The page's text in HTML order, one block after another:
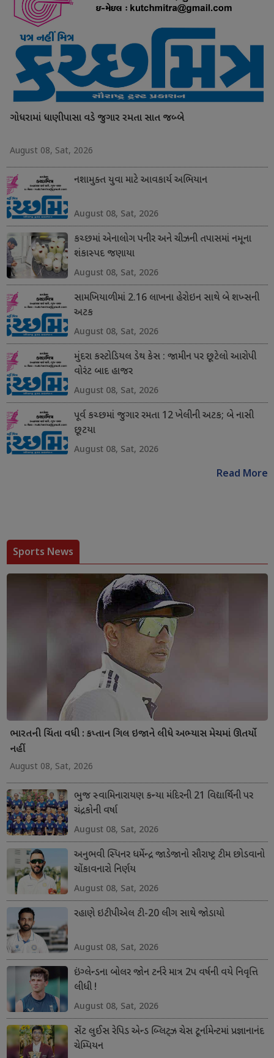
ગોધરામાં ધાણીપાસા વડે જુગાર રમતા સાત જબ્બે
August 08, Sat, 2026
નશામુક્ત યુવા માટે આવકાર્ય અભિયાન
August 08, Sat, 2026
કચ્છમાં એનાલોગ પનીર અને ચીઝની તપાસમાં નમૂના
શંકાસ્પદ જણાયા
August 08, Sat, 2026
સામખિયાળીમાં 2.16 લાખના હેરોઇન સાથે બે શખ્સની
અટક
August 08, Sat, 2026
મુંદરા કસ્ટોડિયલ ડેથ કેસ : જામીન પર છૂટેલો આરોપી
વોરંટ બાદ હાજર
August 08, Sat, 2026
પૂર્વ કચ્છમાં જુગાર રમતા 12 ખેલીની અટક; બે નાસી
છૂટયા
August 08, Sat, 2026
Read More
Sports News
ભારતની ચિંતા વધી : કપ્તાન ગિલ ઇજાને લીધે અભ્યાસ મેચમાં ઊતર્યો
નહીં
August 08, Sat, 2026
ભુજ સ્વામિનારાયણ કન્યા મંદિરની 21 વિદ્યાર્થિની પર
ચંદ્રકોની વર્ષા
August 08, Sat, 2026
અનુભવી સ્પિનર ધર્મેન્દ્ર જાડેજાનો સૌરાષ્ટ્ર ટીમ છોડવાનો
ચોંકાવનારો નિર્ણય
August 08, Sat, 2026
રહાણે ઇટીપીએલ ટી-20 લીગ સાથે જોડાયો
August 08, Sat, 2026
ઇંગ્લેન્ડના બોલર જોન ટર્નરે માત્ર 2પ વર્ષની વયે નિવૃત્તિ
લીધી !
August 08, Sat, 2026
સેંટ લુઈસ રેપિડ એન્ડ બ્લિટ્ઝ ચેસ ટૂર્નામેન્ટમાં પ્રજ્ઞાનાનંદ
ચેમ્પિયન